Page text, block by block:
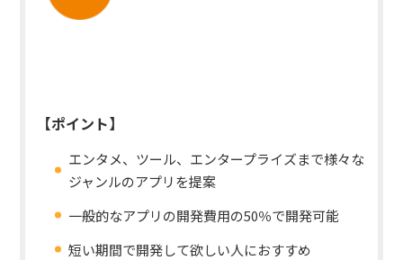
【ポイント】
エンタメ、ツール、エンタープライズまで様々な
ジャンルのアプリを提案
一般的なアプリの開発費用の50％で開発可能
短い期間で開発して欲しい人におすすめ